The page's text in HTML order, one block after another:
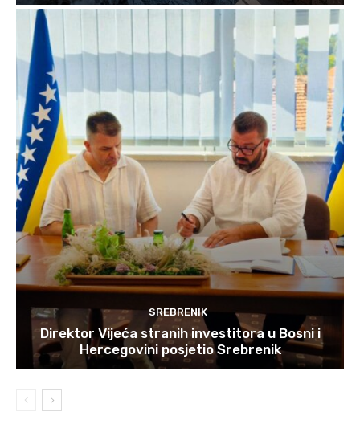
SREBRENIK
Direktor Vijeća stranih investitora u Bosni i
Hercegovini posjetio Srebrenik